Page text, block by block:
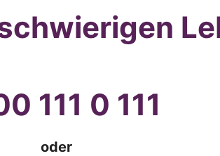
111 0 111
oder